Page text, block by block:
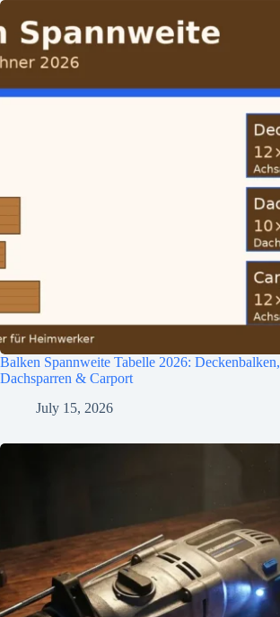
Balken Spannweite Tabelle 2026: Deckenbalken,
Dachsparren & Carport
July 15, 2026